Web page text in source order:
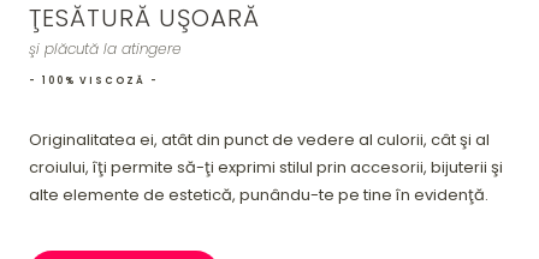
ŢESĂTURĂ UŞOARĂ
şi plăcută la atingere
- 100% VISCOZĂ -
Originalitatea ei, atât din punct de vedere al culorii, cât şi al
croiului, îţi permite să-ţi exprimi stilul prin accesorii, bijuterii şi
alte elemente de estetică, punându-te pe tine în evidenţă.